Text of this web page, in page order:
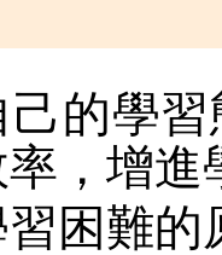
的學
，增進
困難的